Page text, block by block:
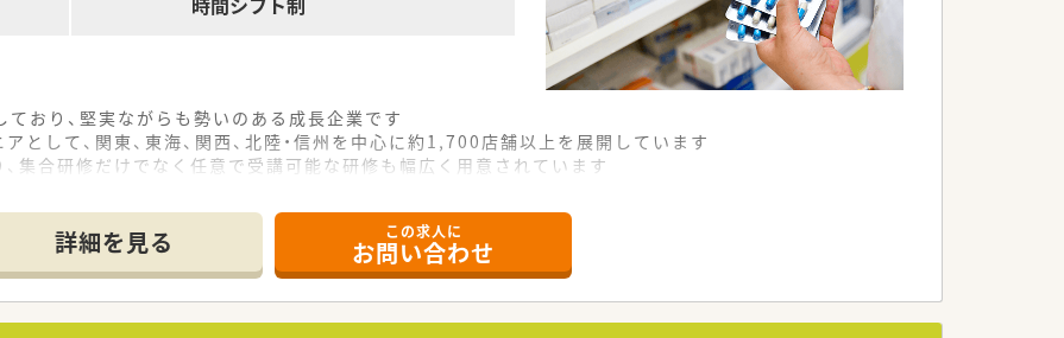
おり、堅実ながらも勢いのある成長企業です
として、関東、東海、関西、北陸・信州を中心に約1,700店舗以上を展開しています
集合研修だけでなく任意で受講可能な研修も幅広く用意されています
み・19時までの勤務）どちらかの働き方を選択できます
ル・クリニック併設店舗」「敷地内薬局」「訪問調剤特化型店舗」など様々な店舗を運営しています
り「訪問調剤特化型店舗」を50店舗以上、無菌調剤室は業界最多の51店舗設置しています
康経営優良法人2023（大規模法人部門）認定」等を取得し一人ひとりが働きやすい環境が整備されて
詳細を見る この求人に
お問い合わせ